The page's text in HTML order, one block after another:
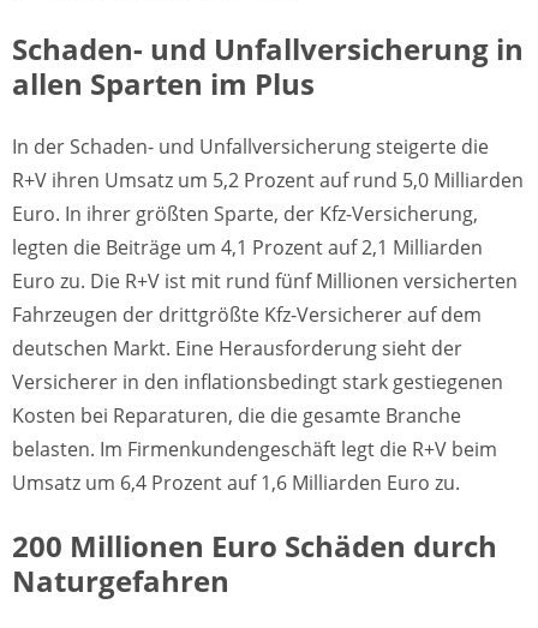
Schaden- und Unfallversicherung in
allen Sparten im Plus
In der Schaden- und Unfallversicherung steigerte die
R+V ihren Umsatz um 5,2 Prozent auf rund 5,0 Milliarden
Euro. In ihrer größten Sparte, der Kfz-Versicherung,
legten die Beiträge um 4,1 Prozent auf 2,1 Milliarden
Euro zu. Die R+V ist mit rund fünf Millionen versicherten
Fahrzeugen der drittgrößte Kfz-Versicherer auf dem
deutschen Markt. Eine Herausforderung sieht der
Versicherer in den inflationsbedingt stark gestiegenen
Kosten bei Reparaturen, die die gesamte Branche
belasten. Im Firmenkundengeschäft legt die R+V beim
Umsatz um 6,4 Prozent auf 1,6 Milliarden Euro zu.
200 Millionen Euro Schäden durch
Naturgefahren